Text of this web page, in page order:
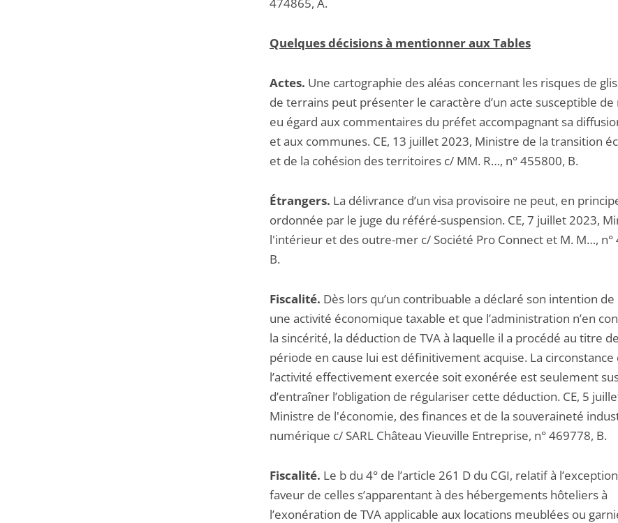
Quelques décisions à mentionner aux Tables
Actes. Une cartographie des aléas concernant les risques de
de terrains peut présenter le caractère d’un acte susceptible de
eu égard aux commentaires du préfet accompagnant sa
et aux communes. CE, 13 juillet 2023, Ministre de la transition
et de la cohésion des territoires c/ MM. R…, n° 455800, B.
Étrangers. La délivrance d’un visa provisoire ne peut, en
ordonnée par le juge du référé-suspension. CE, 7 juillet 2023,
l'intérieur et des outre-mer c/ Société Pro Connect et M. M…, n°
B.
Fiscalité. Dès lors qu’un contribuable a déclaré son intention
une activité économique taxable et que l’administration n’en
la sincérité, la déduction de TVA à laquelle il a procédé au titre
période en cause lui est définitivement acquise. La circonstance
l’activité effectivement exercée soit exonérée est seulement
d’entraîner l’obligation de régulariser cette déduction. CE, 5
Ministre de l'économie, des finances et de la souveraineté
numérique c/ SARL Château Vieuville Entreprise, n° 469778, B.
Fiscalité. Le b du 4° de l’article 261 D du CGI, relatif à
faveur de celles s’apparentant à des hébergements hôteliers à
l’exonération de TVA applicable aux locations meublées ou